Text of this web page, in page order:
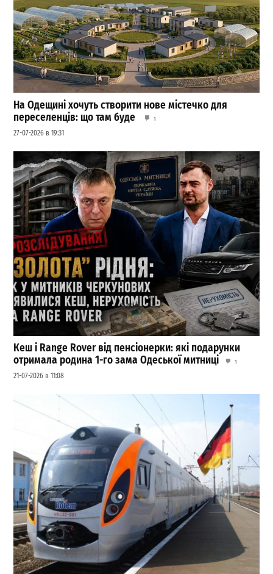
На Одещині хочуть створити нове містечко для
переселенців: що там буде
1
27-07-2026 в 19:31
Кеш і Range Rover від пенсіонерки: які подарунки
отримала родина 1-го зама Одеської митниці
1
21-07-2026 в 11:08